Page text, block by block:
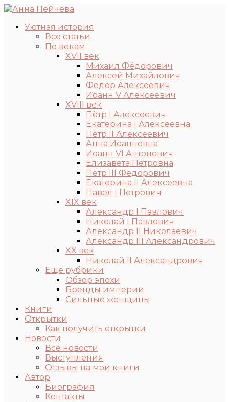
Уютная история
Все статьи
По векам
XVII век
Михаил Фёдорович
Алексей Михайлович
Фёдор Алексеевич
Иоанн V Алексеевич
XVIII век
Пётр I Алексеевич
Екатерина I Алексеевна
Пётр II Алексеевич
Анна Иоанновна
Иоанн VI Антонович
Елизавета Петровна
Пётр III Фёдорович
Екатерина II Алексеевна
Павел I Петрович
XIX век
Александр I Павлович
Николай I Павлович
Александр II Николаевич
Александр III Александрович
XX век
Николай II Александрович
Еще рубрики
Обзор эпохи
Бренды империи
Сильные женщины
Книги
Открытки
Как получить открытки
Новости
Все новости
Выступления
Отзывы на мои книги
Автор
Биография
Контакты